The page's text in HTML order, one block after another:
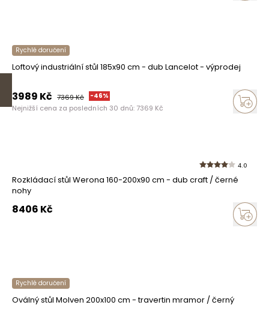
Rychlé doručení
Loftový industriální stůl 185x90 cm - dub Lancelot - výprodej
3989 Kč 7369Kč -46%
Nejnižší cena za posledních 30 dnů: 7369 Kč
4.0
Rozkládací stůl Werona 160-200x90 cm - dub craft / černé
nohy
8406 Kč
Rychlé doručení
Oválný stůl Molven 200x100 cm - travertin mramor / černý